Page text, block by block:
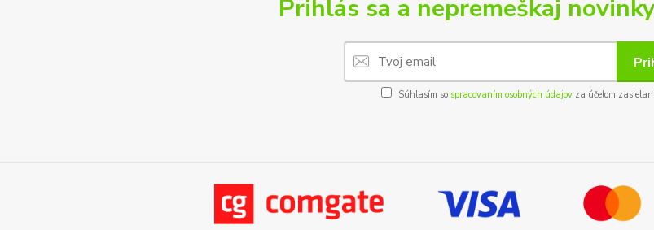
Prihlás sa a nepremeškaj
Súhlasím so spracovaním osobných údajov za účelom